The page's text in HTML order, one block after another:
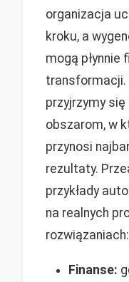
organizacja
kroku, a
mogą płynnie
transformacji.
przyjrzymy
obszarom, w
przynosi
rezultaty.
przykłady
na realnych
rozwiązaniach:
Finanse: